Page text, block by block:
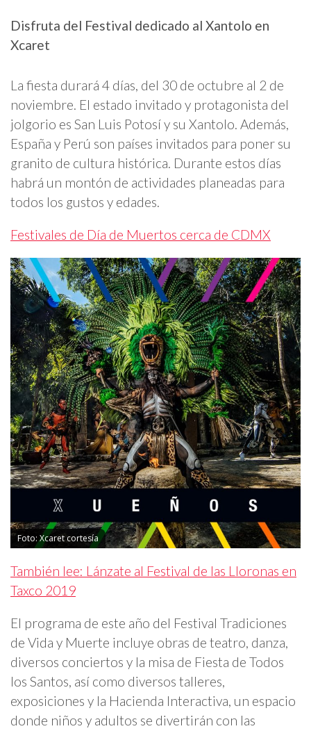
Disfruta del Festival dedicado al Xantolo en
Xcaret
La fiesta durará 4 días, del 30 de octubre al 2 de
noviembre. El estado invitado y protagonista del
jolgorio es San Luis Potosí y su Xantolo. Además,
España y Perú son países invitados para poner su
granito de cultura histórica. Durante estos días
habrá un montón de actividades planeadas para
todos los gustos y edades.
Festivales de Día de Muertos cerca de CDMX
Foto: Xcaret cortesía
También lee: Lánzate al Festival de las Lloronas en
Taxco 2019
El programa de este año del Festival Tradiciones
de Vida y Muerte incluye obras de teatro, danza,
diversos conciertos y la misa de Fiesta de Todos
los Santos, así como diversos talleres,
exposiciones y la Hacienda Interactiva, un espacio
donde niños y adultos se divertirán con las